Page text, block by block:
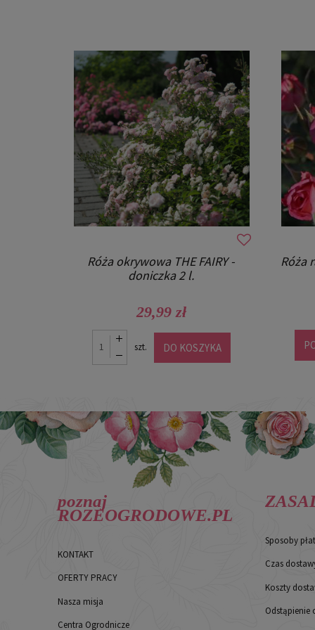
Róża okrywowa THE FAIRY -
doniczka 2 l.
29,99 zł
szt. DO KOSZYKA
Róża
poznaj
ROZEOGRODOWE.PL
KONTAKT
OFERTY PRACY
Nasza misja
Centra Ogrodnicze
Sposoby
Czas
Koszty
Odstąpienie